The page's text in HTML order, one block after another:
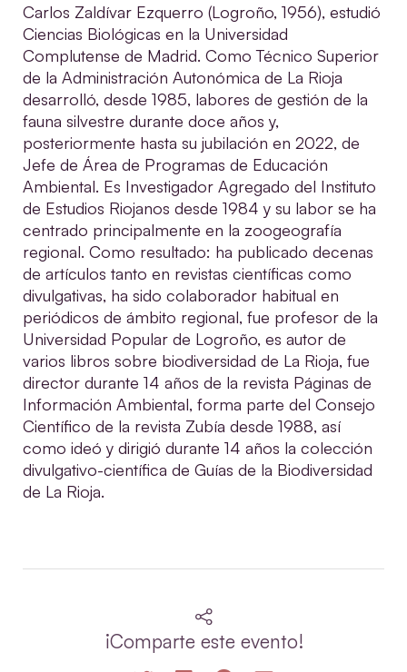
Carlos Zaldívar Ezquerro (Logroño, 1956), estudió
Ciencias Biológicas en la Universidad
Complutense de Madrid. Como Técnico Superior
de la Administración Autonómica de La Rioja
desarrolló, desde 1985, labores de gestión de la
fauna silvestre durante doce años y,
posteriormente hasta su jubilación en 2022, de
Jefe de Área de Programas de Educación
Ambiental. Es Investigador Agregado del Instituto
de Estudios Riojanos desde 1984 y su labor se ha
centrado principalmente en la zoogeografía
regional. Como resultado: ha publicado decenas
de artículos tanto en revistas científicas como
divulgativas, ha sido colaborador habitual en
periódicos de ámbito regional, fue profesor de la
Universidad Popular de Logroño, es autor de
varios libros sobre biodiversidad de La Rioja, fue
director durante 14 años de la revista Páginas de
Información Ambiental, forma parte del Consejo
Científico de la revista Zubía desde 1988, así
como ideó y dirigió durante 14 años la colección
divulgativo-científica de Guías de la Biodiversidad
de La Rioja.
¡Comparte este evento!